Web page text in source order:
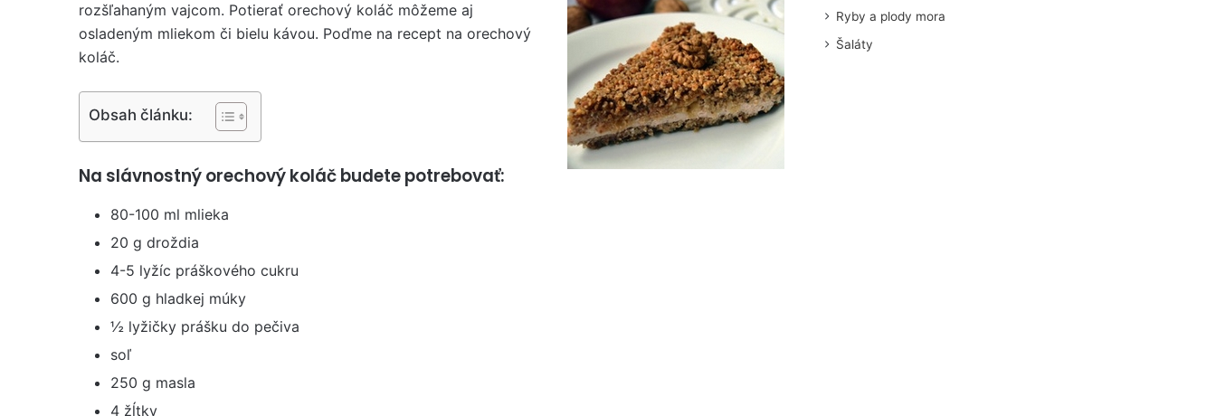
rozšľahaným vajcom. Potierať orechový koláč môžeme aj
osladeným mliekom či bielu kávou. Poďme na recept na orechový
koláč.
Obsah článku:
Na slávnostný orechový koláč budete potrebovať:
80-100 ml mlieka
20 g droždia
4-5 lyžíc práškového cukru
600 g hladkej múky
½ lyžičky prášku do pečiva
soľ
250 g masla
4 žĺtky
Ryby a plody mora
Šaláty